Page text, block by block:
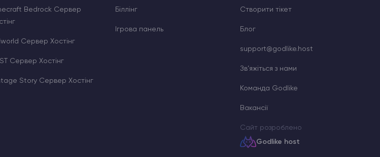
Bedrock Сервер
Сервер Хостінг
Сервер Хостінг
Story Сервер Хостінг
Біллінг
Ігрова панель
Cтворити тікет
Блог
support@godlike.host
Зв’яжіться з нами
Команда Godlike
Вакансії
Сайт розроблено
Godlike host